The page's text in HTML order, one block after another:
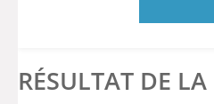
RÉSULTAT DE LA